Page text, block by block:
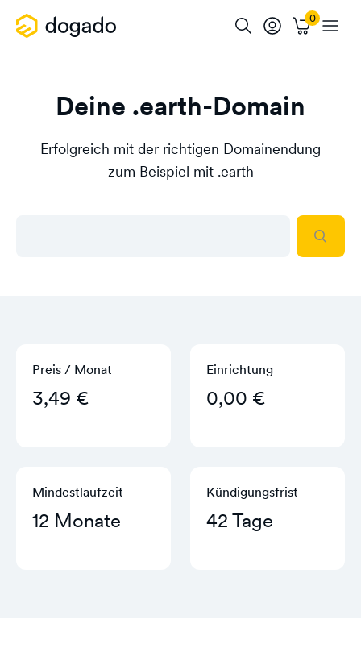
Deine .earth-Domain
Erfolgreich mit der richtigen Domainendung
zum Beispiel mit .earth
Preis / Monat
3,49 €
Einrichtung
0,00 €
Mindestlaufzeit
12 Monate
Kündigungs­frist
42 Tage